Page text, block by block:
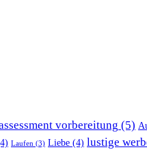
vorbereitung (5)
Laufen (3) Liebe (4) lustige